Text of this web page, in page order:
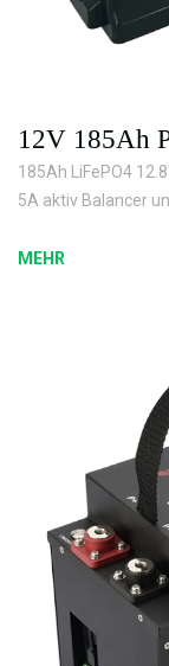
12V 185Ah
185Ah LiFePO4
5A aktiv Balancer
MEHR